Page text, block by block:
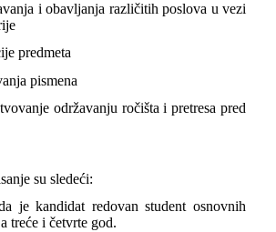
i obavljanja različitih poslova u vezi
pismena
održavanju ročišta i pretresa pred
su sledeći:
redovan student osnovnih
treće i četvrte god.